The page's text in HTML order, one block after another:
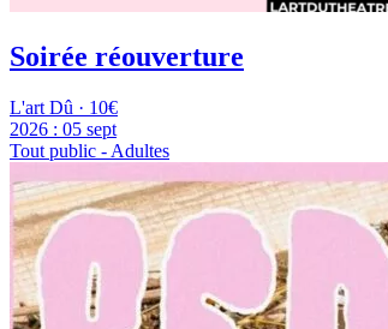
Soirée réouverture
L'art Dû · 10€
2026 : 05 sept
Tout public - Adultes